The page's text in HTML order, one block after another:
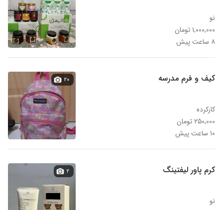
نو
۱,۰۰۰,۰۰۰ تومان
۸ ساعت پیش
کیف و فرم مدرسه
کارکرده
۲۵۰,۰۰۰ تومان
۱۰ ساعت پیش
۲۰
کرم پاور لیفتینگ
نو
۲